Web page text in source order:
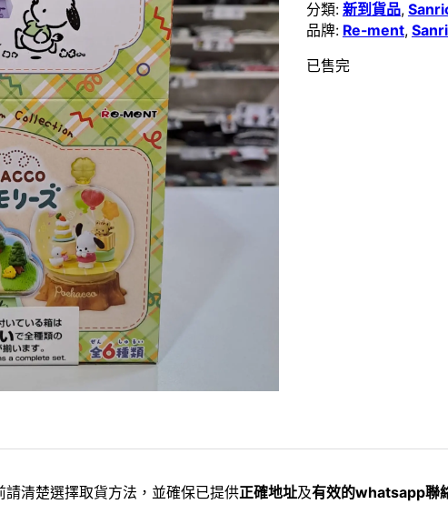
分類: 新到貨品,
品牌: Re-ment,
已售完
請清楚選擇取貨方法，並確保已提供正確地址及有效的whatsapp聯